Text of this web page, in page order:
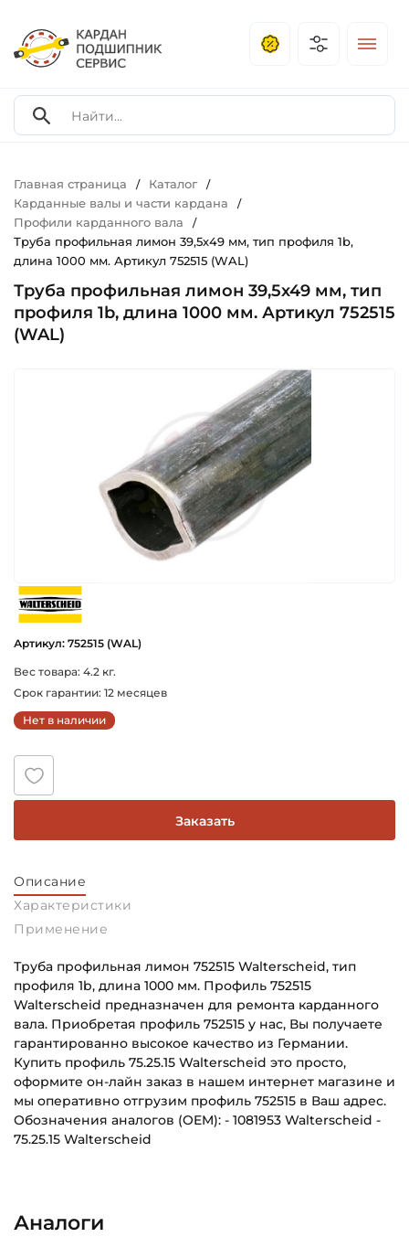
Главная страница / Каталог /
Карданные валы и части кардана /
Профили карданного вала /
Труба профильная лимон 39,5х49 мм, тип профиля 1b,
длина 1000 мм. Артикул 752515 (WAL)
Труба профильная лимон 39,5х49 мм, тип
профиля 1b, длина 1000 мм. Артикул 752515
(WAL)
Артикул: 752515 (WAL)
Вес товара: 4.2 кг.
Срок гарантии: 12 месяцев
Нет в наличии
Заказать
Описание
Характеристики
Применение
Труба профильная лимон 752515 Walterscheid, тип
профиля 1b, длина 1000 мм. Профиль 752515
Walterscheid предназначен для ремонта карданного
вала. Приобретая профиль 752515 у нас, Вы получаете
гарантированно высокое качество из Германии.
Купить профиль 75.25.15 Walterscheid это просто,
оформите он-лайн заказ в нашем интернет магазине и
мы оперативно отгрузим профиль 752515 в Ваш адрес.
Обозначения аналогов (OEM): - 1081953 Walterscheid -
75.25.15 Walterscheid
Тип профиля:
Категория:
Аналоги